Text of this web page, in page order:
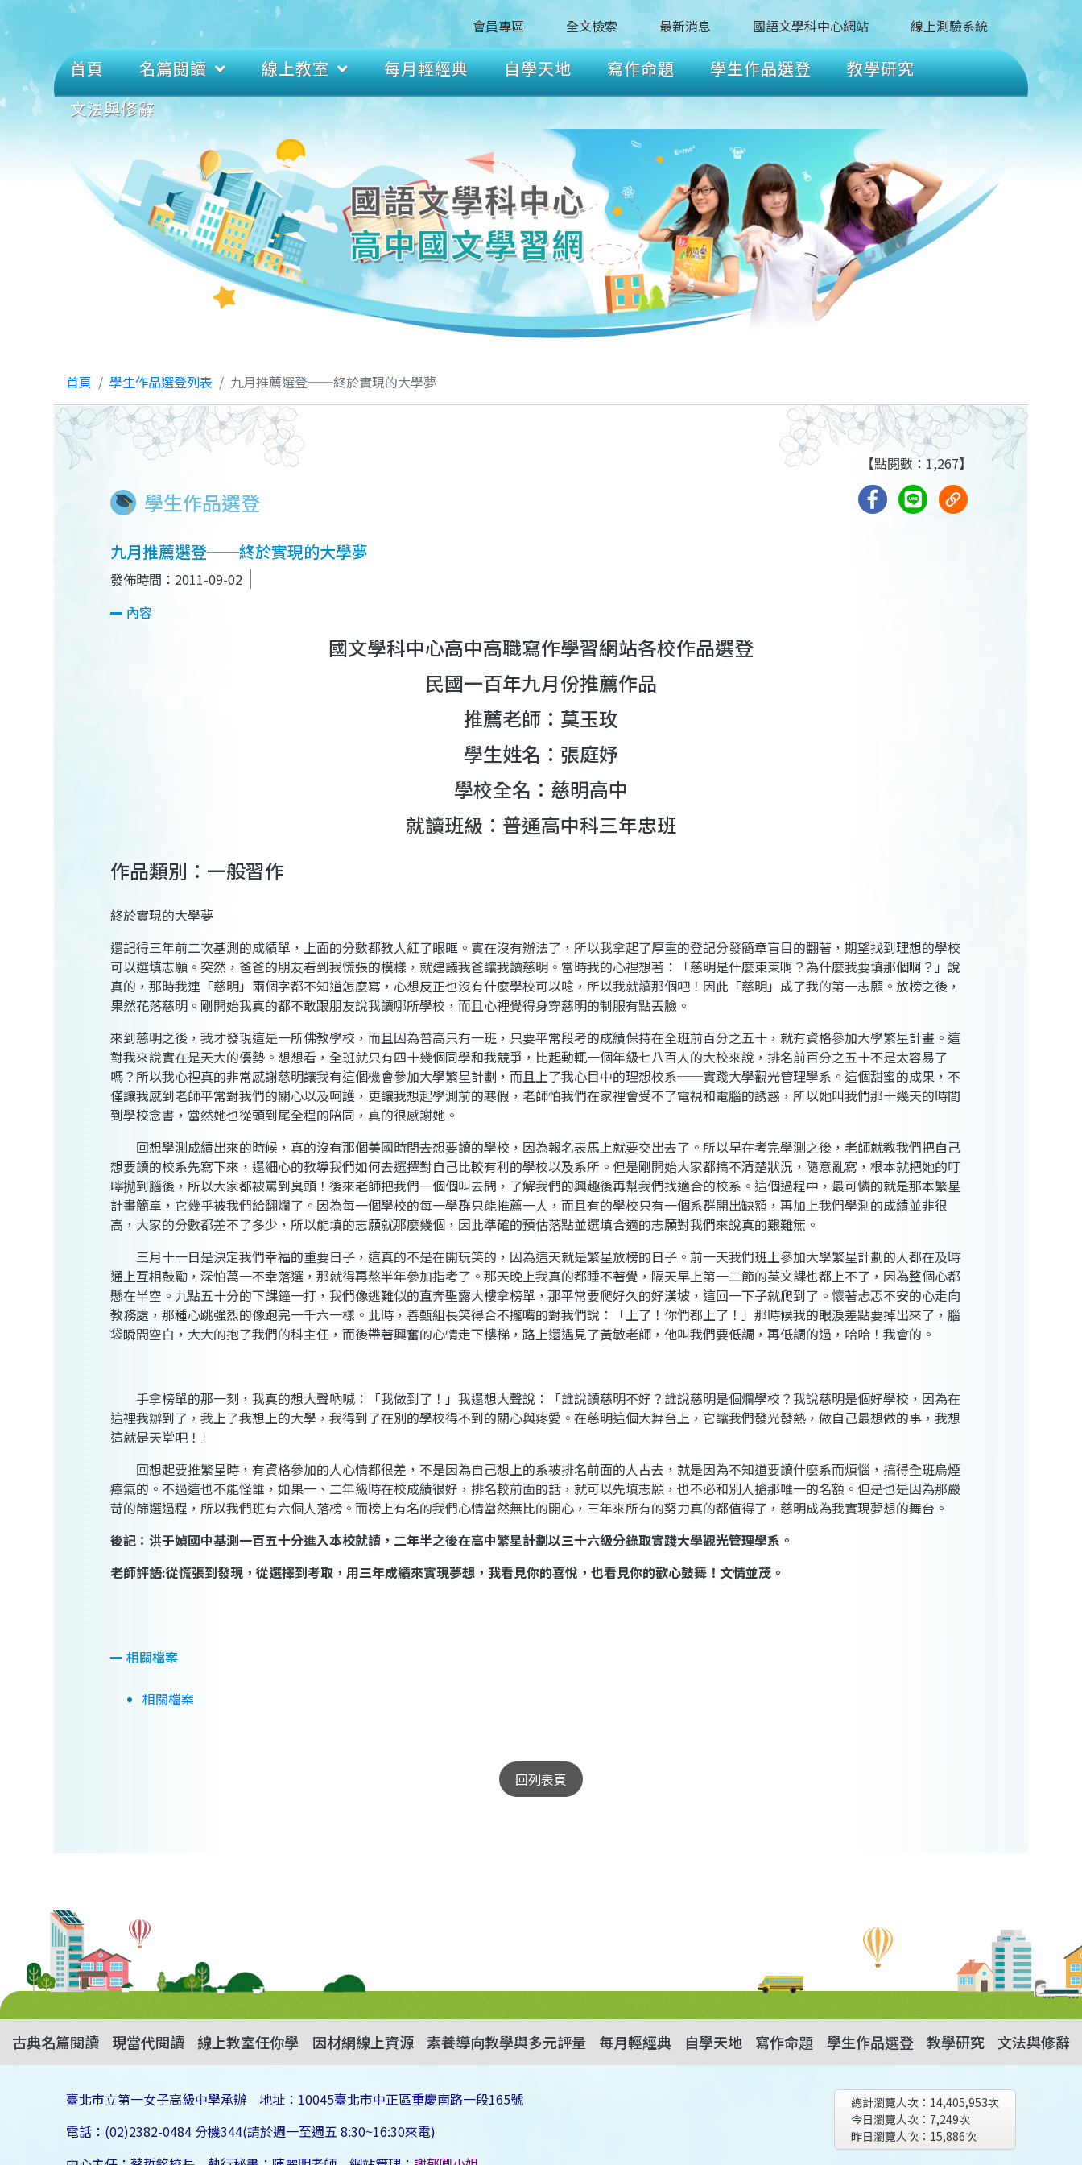
會員專區 全文檢索 最新消息 國語文學科中心網站 線上測驗系統
首頁 名篇閱讀 線上教室 每月輕經典 自學天地 寫作命題 學生作品選登
教學研究
文法與修辭
首頁 學生作品選登列表 九月推薦選登──終於實現的大學夢
學生作品選登
【點閱數：1,267】
九月推薦選登──終於實現的大學夢
發佈時間：2011-09-02
內容
國文學科中心高中高職寫作學習網站各校作品選登
民國一百年九月份推薦作品
推薦老師：莫玉玫
學生姓名： 張庭妤
學校全名：慈明高中
就讀班級：普通高中科三年忠班
作品類別：一般習作
終於實現的大學夢
還記得三年前二次基測的成績單，上面的分數都教人紅了眼眶。實在沒有辦法了，所以我拿起了厚重的登記分發簡章盲目的翻著，期望找到理想的學校
可以選填志願。突然，爸爸的朋友看到我慌張的模樣，就建議我爸讓我讀慈明。當時我的心裡想著：「慈明是什麼東東啊？為什麼我要填那個啊？」說
真的，那時我連「慈明」兩個字都不知道怎麼寫，心想反正也沒有什麼學校可以唸，所以我就讀那個吧！因此「慈明」成了我的第一志願。放榜之後，
果然花落慈明。剛開始我真的都不敢跟朋友說我讀哪所學校，而且心裡覺得身穿慈明的制服有點丟臉。
來到慈明之後，我才發現這是一所佛教學校，而且因為普高只有一班，只要平常段考的成績保持在全班前百分之五十，就有資格參加大學繁星計畫。這
對我來說實在是天大的優勢。想想看，全班就只有四十幾個同學和我競爭，比起動輒一個年級七八百人的大校來說，排名前百分之五十不是太容易了
嗎？所以我心裡真的非常感謝慈明讓我有這個機會參加大學繁星計劃，而且上了我心目中的理想校系──實踐大學觀光管理學系。這個甜蜜的成果，不
僅讓我感到老師平常對我們的關心以及呵護，更讓我想起學測前的寒假，老師怕我們在家裡會受不了電視和電腦的誘惑，所以她叫我們那十幾天的時間
到學校念書，當然她也從頭到尾全程的陪同，真的很感謝她。
回想學測成績出來的時候，真的沒有那個美國時間去想要讀的學校，因為報名表馬上就要交出去了。所以早在考完學測之後，老師就教我們把自己
想要讀的校系先寫下來，還細心的教導我們如何去選擇對自己比較有利的學校以及系所。但是剛開始大家都搞不清楚狀況，隨意亂寫，根本就把她的叮
嚀抛到腦後，所以大家都被罵到臭頭！後來老師把我們一個個叫去問，了解我們的興趣後再幫我們找適合的校系。這個過程中，最可憐的就是那本繁星
計畫簡章，它幾乎被我們給翻爛了。因為每一個學校的每一學群只能推薦一人，而且有的學校只有一個系群開出缺額，再加上我們學測的成績並非很
高，大家的分數都差不了多少，所以能填的志願就那麼幾個，因此準確的預估落點並選填合適的志願對我們來說真的艱難無。
三月十一日是決定我們幸福的重要日子，這真的不是在開玩笑的，因為這天就是繁星放榜的日子。前一天我們班上參加大學繁星計劃的人都在及時
通上互相鼓勵，深怕萬一不幸落選，那就得再熬半年參加指考了。那天晚上我真的都睡不著覺，隔天早上第一二節的英文課也都上不了，因為整個心都
懸在半空。九點五十分的下課鐘一打，我們像逃難似的直奔聖露大樓拿榜單，那平常要爬好久的好漢坡，這回一下子就爬到了。懷著忐忑不安的心走向
教務處，那種心跳強烈的像跑完一千六一樣。此時，善甄組長笑得合不攏嘴的對我們說：「上了！你們都上了！」那時候我的眼淚差點要掉出來了，腦
袋瞬間空白，大大的抱了我們的科主任，而後帶著興奮的心情走下樓梯，路上還遇見了黃敏老師，他叫我們要低調，再低調的過，哈哈！我會的。
手拿榜單的那一刻，我真的想大聲吶喊：「我做到了！」我還想大聲說：「誰說讀慈明不好？誰說慈明是個爛學校？我說慈明是個好學校，因為在
這裡我辦到了，我上了我想上的大學，我得到了在別的學校得不到的關心與疼愛。在慈明這個大舞台上，它讓我們發光發熱，做自己最想做的事，我想
這就是天堂吧！」
回想起要推繁星時，有資格參加的人心情都很差，不是因為自己想上的系被排名前面的人占去，就是因為不知道要讀什麼系而煩惱，搞得全班烏煙
瘴氣的。不過這也不能怪誰，如果一、二年級時在校成績很好，排名較前面的話，就可以先填志願，也不必和別人搶那唯一的名額。但是也是因為那嚴
苛的篩選過程，所以我們班有六個人落榜。而榜上有名的我們心情當然無比的開心，三年來所有的努力真的都值得了，慈明成為我實現夢想的舞台。
後記：洪于媜國中基測一百五十分進入本校就讀，二年半之後在高中繁星計劃以三十六級分錄取實踐大學觀光管理學系。
老師評語:從慌張到發現，從選擇到考取，用三年成績來實現夢想，我看見你的喜悅，也看見你的歡心鼓舞！文情並茂。
相關檔案
相關檔案
回列表頁
古典名篇閱讀 現當代閱讀 線上教室任你學 因材網線上資源 素養導向教學與多元評量 每月輕經典 自學天地 寫作命題 學生作品選登 教學研究 文法與修辭
臺北市立第一女子高級中學承辦 地址：10045臺北市中正區重慶南路一段165號
電話：(02)2382-0484 分機344(請於週一至週五 8:30~16:30來電)
總計瀏覽人次： 14,405,953次
今日瀏覽人次： 7,249次
昨日瀏覽人次： 15,886次